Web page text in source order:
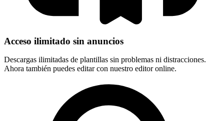
Acceso ilimitado sin anuncios
Descargas ilimitadas de plantillas sin problemas ni distracciones.
Ahora también puedes editar con nuestro editor online.